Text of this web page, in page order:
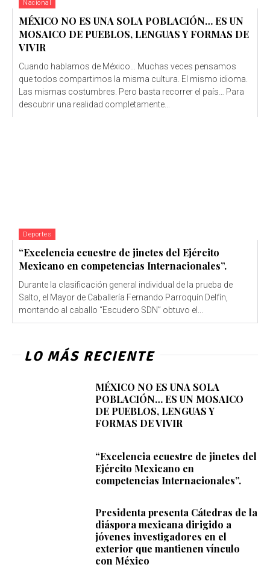
Nacional
MÉXICO NO ES UNA SOLA POBLACIÓN… ES UN
MOSAICO DE PUEBLOS, LENGUAS Y FORMAS DE
VIVIR
Cuando hablamos de México… Muchas veces pensamos
que todos compartimos la misma cultura. El mismo idioma.
Las mismas costumbres. Pero basta recorrer el país… Para
descubrir una realidad completamente...
Deportes
“Excelencia ecuestre de jinetes del Ejército
Mexicano en competencias Internacionales”.
Durante la clasificación general individual de la prueba de
Salto, el Mayor de Caballería Fernando Parroquín Delfín,
montando al caballo “Escudero SDN” obtuvo el...
LO MÁS RECIENTE
MÉXICO NO ES UNA SOLA
POBLACIÓN… ES UN MOSAICO
DE PUEBLOS, LENGUAS Y
FORMAS DE VIVIR
“Excelencia ecuestre de jinetes del
Ejército Mexicano en
competencias Internacionales”.
Presidenta presenta Cátedras de la
diáspora mexicana dirigido a
jóvenes investigadores en el
exterior que mantienen vínculo
con México